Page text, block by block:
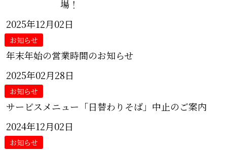
場！
2025年12月02日
お知らせ
年末年始の営業時間のお知らせ
2025年02月28日
お知らせ
サービスメニュー「日替わりそば」中止のご案内
2024年12月02日
お知らせ